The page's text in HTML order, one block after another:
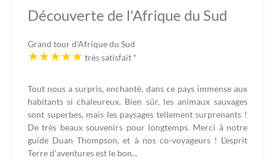
Découverte de l'Afrique du Sud
Grand tour d'Afrique du Sud
très satisfait *
Tout nous a surpris, enchanté, dans ce pays immense aux
habitants si chaleureux. Bien sûr, les animaux sauvages
sont superbes, mais les paysages tellement surprenants !
De très beaux souvenirs pour longtemps. Merci à notre
guide Duan Thompson, et à nos co-voyageurs ! L'esprit
Terre d'aventures est le bon...